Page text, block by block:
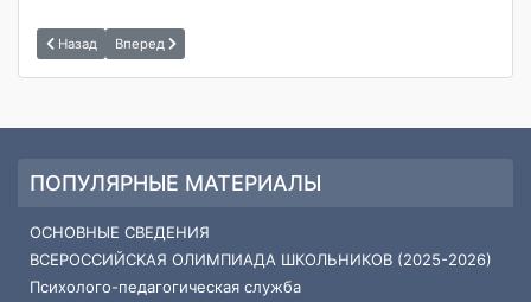
Назад Вперед
ПОПУЛЯРНЫЕ МАТЕРИАЛЫ
ОСНОВНЫЕ СВЕДЕНИЯ
ВСЕРОССИЙСКАЯ ОЛИМПИАДА ШКОЛЬНИКОВ (2025-2026)
Психолого-педагогическая служба